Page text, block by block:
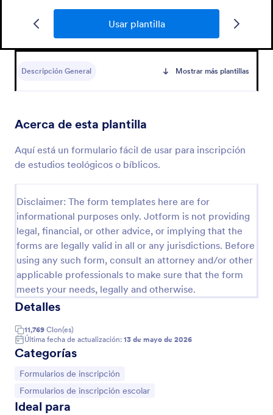
Usar plantilla
Descripción General Mostrar más plantillas
Acerca de esta plantilla
Aquí está un formulario fácil de usar para inscripción
de estudios teológicos o bíblicos.
Disclaimer: The form templates here are for
informational purposes only. Jotform is not providing
legal, financial, or other advice, or implying that the
forms are legally valid in all or any jurisdictions. Before
using any such form, consult an attorney and/or other
applicable professionals to make sure that the form
meets your needs, legally and otherwise.
Detalles
11,769 Clon(es)
Última fecha de actualización: 13 de mayo de 2026
Categorías
Ir a Categoría:
Formularios de inscripción
Ir a Categoría:
Formularios de inscripción escolar
Ideal para
de estudios teológicos o bíblicos.